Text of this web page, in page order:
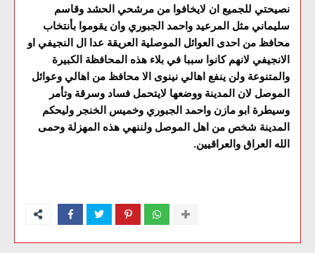
نصيحتي للجميع ان لايخافوا من مرشحي الحشد وقاسم
سليماني مثل المرعيد واحمد الجبوري وان يقوموا بأنتخاب
محافظ من احدى العوائل الموصلية العريقة عدا ال النجيفي او
الانجيفي لانهم كانوا سببا في بلاء هذه المحافظة الكبيرة
والمتنوعة ولن ينفع اهالي نينوى الا محافظ من اهالي وعوائل
الموصل لان المدينة ووضعها لايتحمل فساد وسرقة وتأمر
وسيطرة ابو مازن واحمد الجبوري وخميس الخنجر وليحكم
المدينة شخص من اهل الموصل ولننهي هذه المهزلة وحمى
الله العراق والعراقيين.